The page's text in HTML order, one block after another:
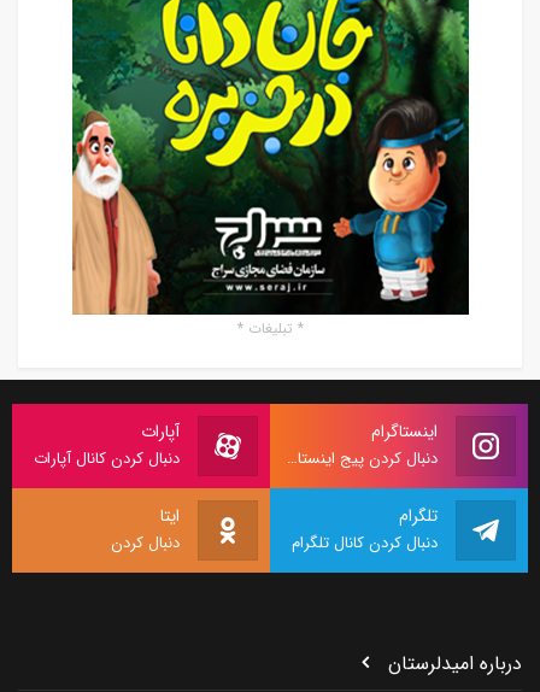
* تبلیغات *
اینستاگرام
دنبال کردن پیج اینستاگرام
آپارات
دنبال کردن کانال آپارات
تلگرام
دنبال کردن کانال تلگرام
ایتا
دنبال کردن
درباره امیدلرستان